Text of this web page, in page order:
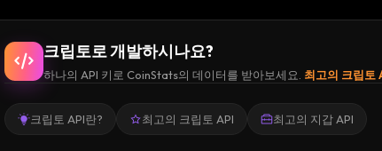
크립토로 개발하시나요?
하나의 API 키로 CoinStats의 데이터를 받아보세요. 최고의 크립토
크립토 API란? 최고의 크립토 API 최고의 지갑 API